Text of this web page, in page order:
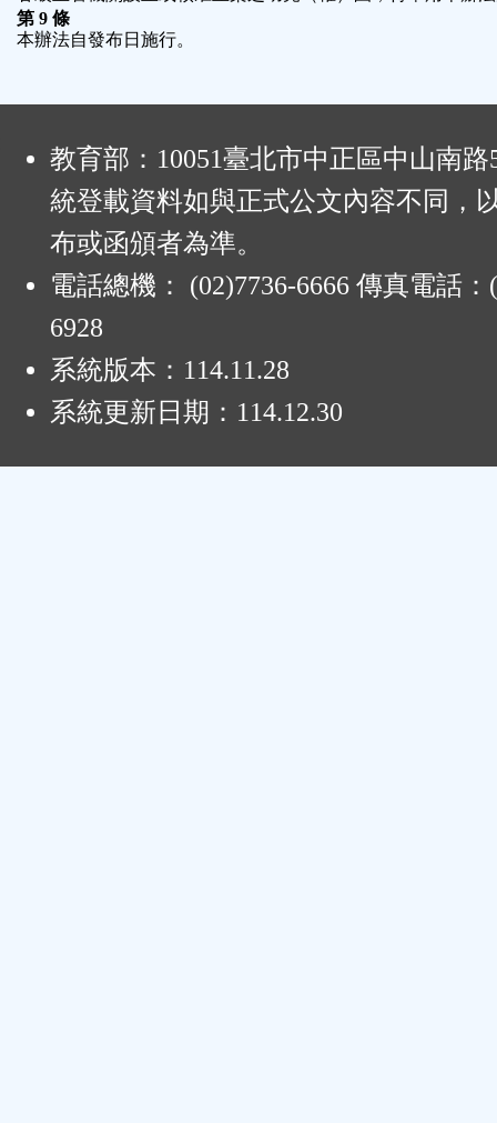
第 9 條
本辦法自發布日施行。
教育部：10051臺北市中正區中山南
統登載資料如與正式公文內容不同，
布或函頒者為準。
電話總機： (02)7736-6666 傳真電話：
6928
系統版本： 114.11.28
系統更新日期： 114.12.30